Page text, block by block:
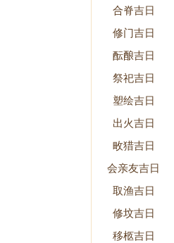
合脊吉日
修门吉日
酝酿吉日
祭祀吉日
塑绘吉日
出火吉日
畋猎吉日
会亲友吉日
取渔吉日
修坟吉日
移柩吉日